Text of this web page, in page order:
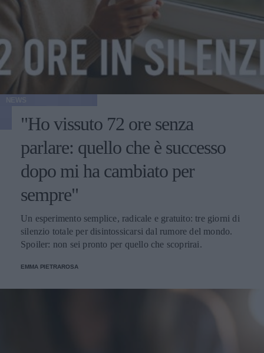
"Ho vissuto 72 ore senza
parlare: quello che è successo
dopo mi ha cambiato per
sempre"
Un esperimento semplice, radicale e gratuito: tre giorni di
silenzio totale per disintossicarsi dal rumore del mondo.
Spoiler: non sei pronto per quello che scoprirai.
EMMA PIETRAROSA